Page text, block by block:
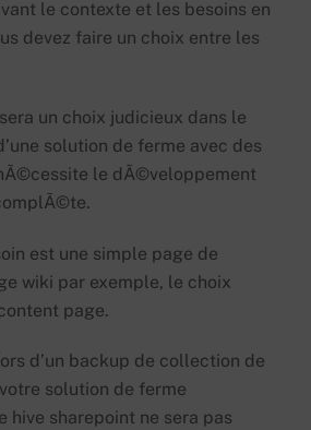
le contexte et les besoins en
devez faire un choix entre les
un choix judicieux dans le
solution de ferme avec des
le dÃ©veloppement
est une simple page de
wiki par exemple, le choix
page.
d’un backup de collection de
solution de ferme
sharepoint ne sera pas